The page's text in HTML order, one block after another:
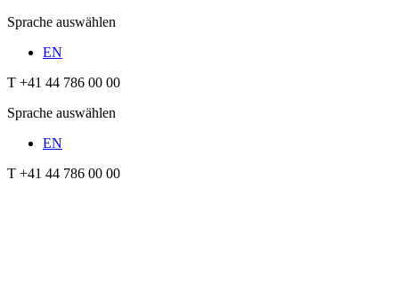
Sprache auswählen
EN
T +41 44 786 00 00
Sprache auswählen
EN
T +41 44 786 00 00